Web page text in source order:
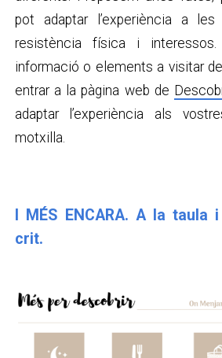
pot adaptar l’experiència a
resistència física i
informació o elements a visitar
entrar a la pàgina web de
adaptar l’experiència als
motxilla.
I MÉS ENCARA. A la
crit.